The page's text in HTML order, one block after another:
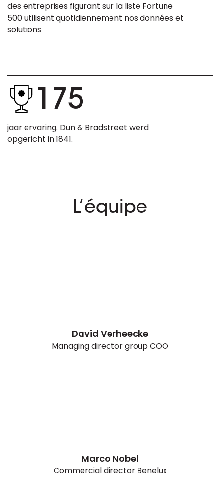
des entreprises figurant sur la liste Fortune
500 utilisent quotidiennement nos données et
solutions
175
jaar ervaring. Dun & Bradstreet werd
opgericht in 1841.
L’équipe
David Verheecke
Managing director group COO
Marco Nobel
Commercial director Benelux